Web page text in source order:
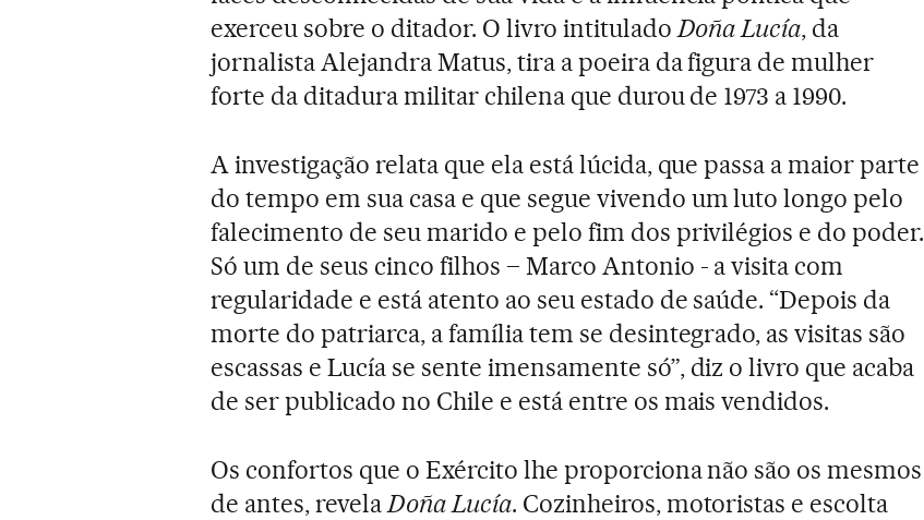
exerceu sobre o ditador. O livro intituladoDoña Lucía, da
jornalista Alejandra Matus, tira a poeira da figura de mulher
forte da ditadura militar chilena que durou de 1973 a 1990.
A investigação relata que ela está lúcida, que passa a maior parte
do tempo em sua casa e que segue vivendo um luto longo pelo
falecimento de seu marido e pelo fim dos privilégios e do poder.
Só um de seus cinco filhos – Marco Antonio - a visita com
regularidade e está atento ao seu estado de saúde. “Depois da
morte do patriarca, a família tem se desintegrado, as visitas são
escassas e Lucía se sente imensamente só”, diz o livro que acaba
de ser publicado no Chile e está entre os mais vendidos.
Os confortos que o Exército lhe proporciona não são os mesmos
de antes, revelaDoña Lucía. Cozinheiros, motoristas e escolta